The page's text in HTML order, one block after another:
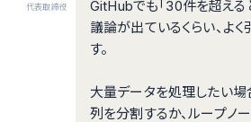
代表取締役
GitHubでも「30件を超える
議論が出ているくらい、よ
す。
大量データを処理したい場
列を分割するか、ループノ